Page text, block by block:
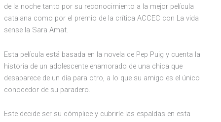
de la noche tanto por su reconocimiento a la mejor película
catalana como por el premio de la crítica ACCEC con La vida
sense la Sara Amat.
Esta película está basada en la novela de Pep Puig y cuenta la
historia de un adolescente enamorado de una chica que
desaparece de un día para otro, a lo que su amigo es el único
conocedor de su paradero.
Este decide ser su cómplice y cubrirle las espaldas en esta